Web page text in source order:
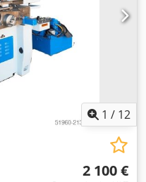
1 / 12
2 100 €